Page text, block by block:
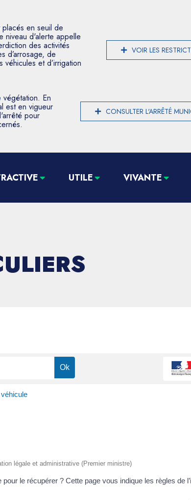
en seuil de
niveau d'alerte appelle
des activités
d’arrosage, de
et d’irrigation
VOIR LES
En
est en vigueur
pour CONSULTER L'ARRÊTÉ
UTILE VIVANTE
légale et administrative (Premier ministre)
le récupérer ? Cette page vous indique les règles de